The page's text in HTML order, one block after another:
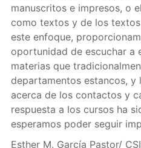
manuscritos e impresos, o
como textos y de los
este enfoque,
oportunidad de escuchar a
materias que
departamentos estancos,
acerca de los contactos y
respuesta a los cursos ha
esperamos poder seguir
Esther M. García Pastor/